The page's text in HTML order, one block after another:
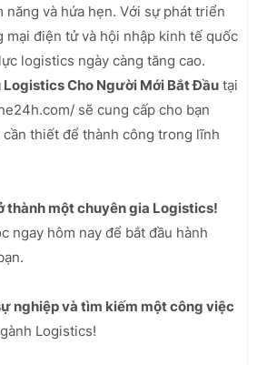
năng và hứa hẹn. Với sự phát triển
mại điện tử và hội nhập kinh tế quốc
logistics ngày càng tăng cao.
Logistics Cho Người Mới Bắt Đầu tại
sẽ cung cấp cho bạn
thiết để thành công trong lĩnh
thành một chuyên gia Logistics!
ngay hôm nay để bắt đầu hành
nghiệp và tìm kiếm một công việc
Logistics!